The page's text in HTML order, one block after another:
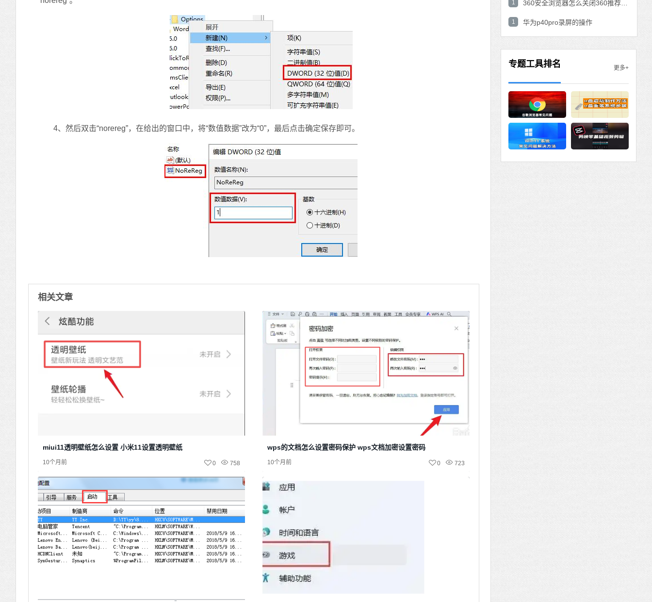
4、然后双击“norereg”，在给出的窗口中，将“数值数据”改为“0”，最后点击确定保存即可。
相关文章
miui11透明壁纸怎么设置 小米11设置透明壁纸
10个月前 758
0
wps的文档怎么设置密码保护 wps文档加密设置密码
10个月前 723
0
1
1 华为p40pro录屏的操作
专题工具排名 更多+